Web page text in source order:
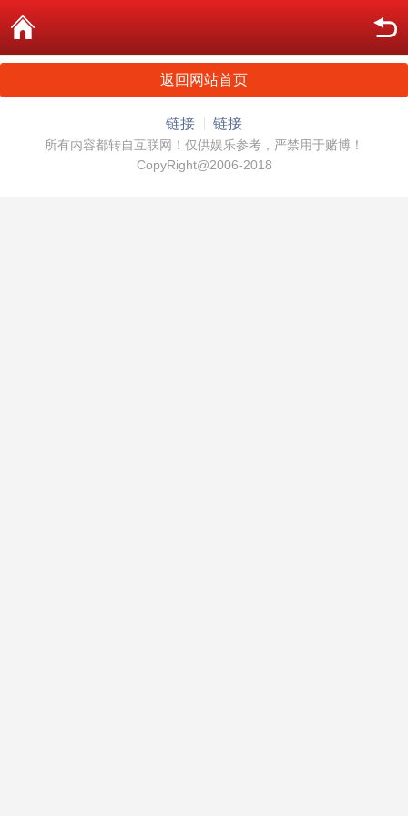
返回网站首页
链接 链接
所有内容都转自互联网！仅供娱乐参考，严禁用于赌博！
CopyRight@2006-2018